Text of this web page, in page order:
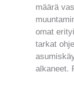
määrä
omat
tarkat
alkaneet.